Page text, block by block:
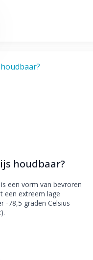
houdbaar?
een vorm van bevroren
een extreem lage
-78,5 graden Celsius